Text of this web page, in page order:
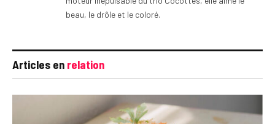
beau, le drôle et le coloré.
Articles en relation